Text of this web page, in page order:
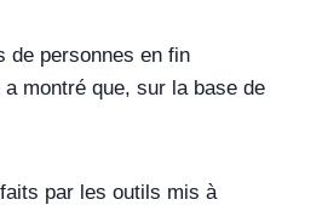
de personnes en fin
a montré que, sur la base de
par les outils mis à